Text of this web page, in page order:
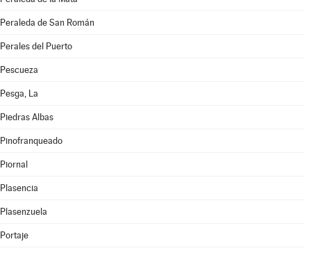
Peraleda de San Román
Perales del Puerto
Pescueza
Pesga, La
Piedras Albas
Pinofranqueado
Piornal
Plasencia
Plasenzuela
Portaje